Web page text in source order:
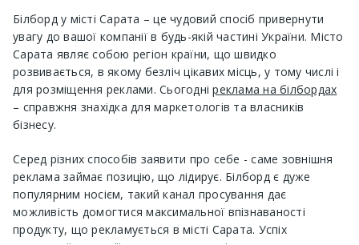
Білборд у місті Сарата – це чудовий спосіб привернути
увагу до вашої компанії в будь-якій частині України. Місто
Сарата являє собою регіон країни, що швидко
розвивається, в якому безліч цікавих місць, у тому числі і
для розміщення реклами. Сьогодніреклама на білбордах
– справжня знахідка для маркетологів та власників
бізнесу.
Серед різних способів заявити про себе - саме зовнішня
реклама займає позицію, що лідирує. Білборд є дуже
популярним носієм, такий канал просування дає
можливість домогтися максимальної впізнаваності
продукту, що рекламується в місті Сарата. Успіх